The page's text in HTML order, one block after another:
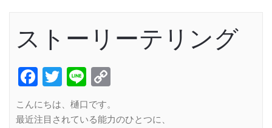
ストーリーテリング
Facebook
Twitter
Line
こんにちは、樋口です。
最近注目されている能力のひとつに、